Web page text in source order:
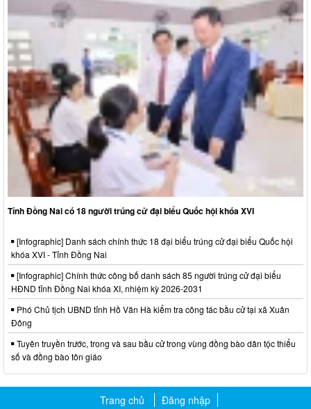
Tỉnh Đồng Nai có 18 người trúng cử đại biểu Quốc hội khóa XVI
[Infographic] Danh sách chính thức 18 đại biểu trúng cử đại biểu Quốc hội
khóa XVI - Tỉnh Đồng Nai
[Infographic] Chính thức công bố danh sách 85 người trúng cử đại biểu
HĐND tỉnh Đồng Nai khóa XI, nhiệm kỳ 2026-2031
Phó Chủ tịch UBND tỉnh Hồ Văn Hà kiểm tra công tác bầu cử tại xã Xuân
Đông
Tuyên truyền trước, trong và sau bầu cử trong vùng đồng bào dân tộc thiểu
số và đồng bào tôn giáo
Trang chủ Đăng nhập